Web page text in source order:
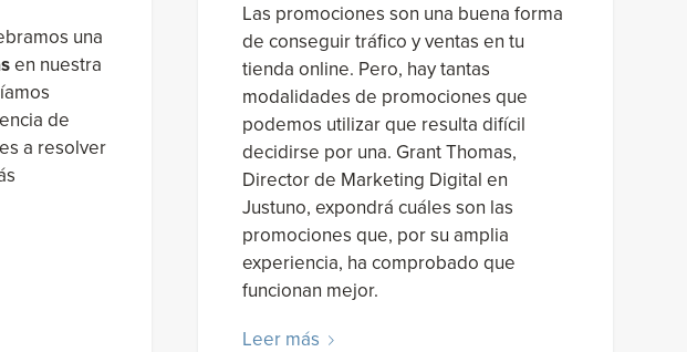
una
en nuestra
de
a resolver
Las promociones son una buena forma
de conseguir tráfico y ventas en tu
tienda online. Pero, hay tantas
modalidades de promociones que
podemos utilizar que resulta difícil
decidirse por una. Grant Thomas,
Director de Marketing Digital en
Justuno, expondrá cuáles son las
promociones que, por su amplia
experiencia, ha comprobado que
funcionan mejor.
Leer más